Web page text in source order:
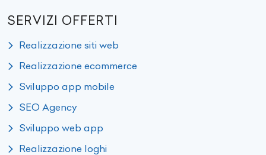
SERVIZI OFFERTI
Realizzazione siti web
Realizzazione ecommerce
Sviluppo app mobile
SEO Agency
Sviluppo web app
Realizzazione loghi